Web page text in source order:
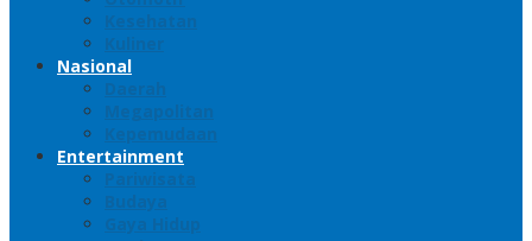
Kesehatan
Kuliner
Nasional
Daerah
Megapolitan
Kepemudaan
Entertainment
Pariwisata
Budaya
Gaya Hidup